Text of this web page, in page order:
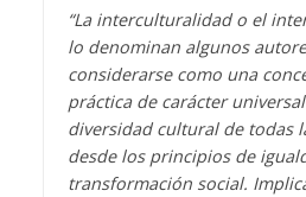
“La interculturalidad o el
lo denominan algunos
considerarse como una
práctica de carácter
diversidad cultural de todas
desde los principios de
transformación social.